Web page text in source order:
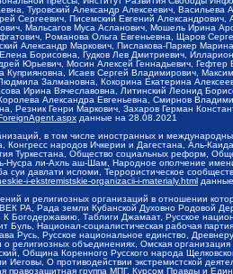
Туровский Александр Алексеевич,
Сергеевич, Писемский Евгений
Мальсагов Муса Асланович, Мошель Ирина
Романова Ольга Евгеньевна, Щаров
Александр Маркович, Пислакова-Паркер
Борисовна, Гудков Лев Дмитриевич,
Юрьевич, Мосин Алексей Геннадьевич,
Исаев Сергей Владимирович,
Залмановна, Кокорина Екатерина
Ирина Вячеславовна, Литинский Леонид
Александра Евгеньевна, Смирнов
Резник Генри Маркович, Захаров Герман
данные на 28.08.2021
в том числе иностранных и
народов Ичкерии и Дагестана, Аль-
Туркестана, Общество социальных реформ,
Нусра ли-Ахль аш-Шам, Народное ополчение
суи давлати исломи, Террористическое
i-ekstremistskie-organizacii-i-materialy.html
и религиозных организаций в отношении
РА, Рада земли Кубанской Духовно Родовой
К Богодержавию, Таблиги Джамаат, Русское
Буль, Национал-социалистическая рабочая
Русь, Русское национальное единство,
о религиозных объединениях, Омская
Община Коренного Русского народа
Иеговы, О противодействии экстремистской
группа МПГ, Курсом Правды и